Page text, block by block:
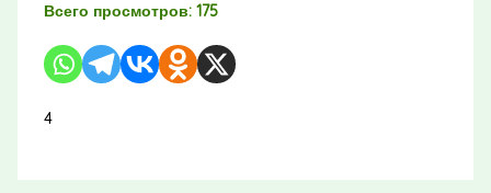
Всего просмотров: 175
4